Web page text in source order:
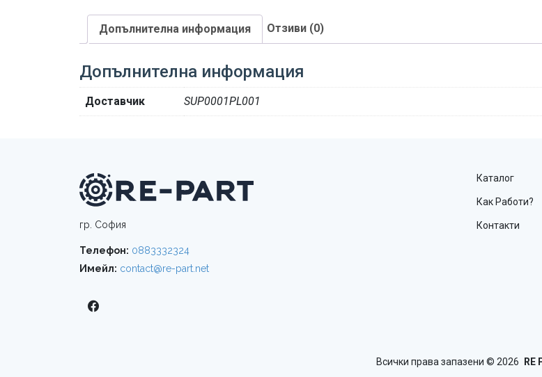
Допълнителна информация Отзиви (0)
Допълнителна информация
Доставчик SUP0001PL001
гр. София
Телефон: 0883332324
Имейл: contact@re-part.net
Каталог
Как Работи?
Контакти
Всички права запазени © 2026 RE